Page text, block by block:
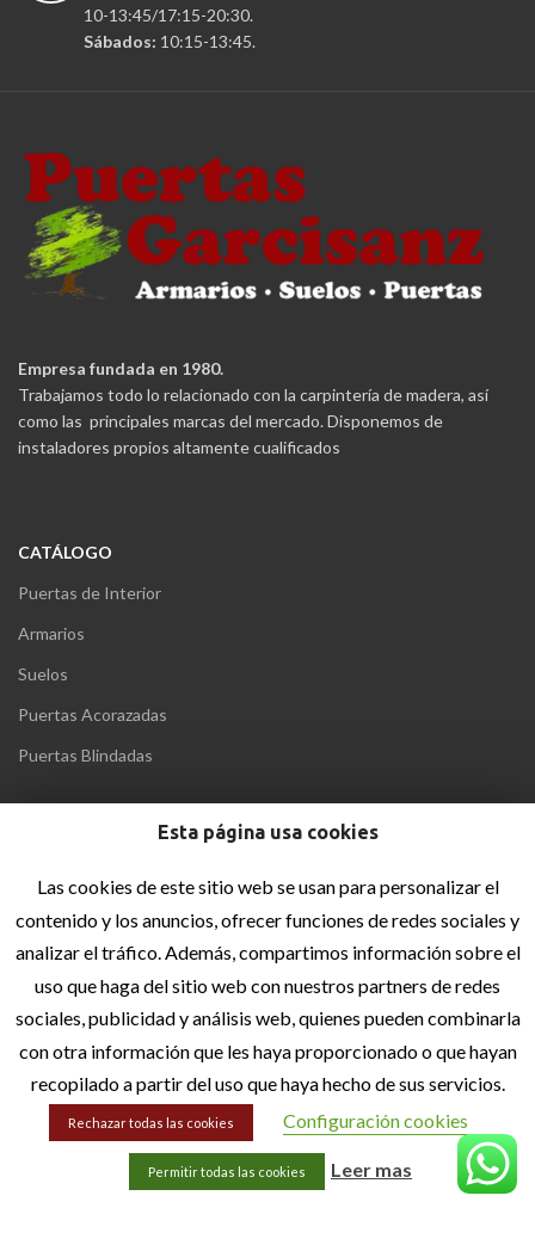
10-13:45/17:15-20:30.
Sábados: 10:15-13:45.
Empresa fundada en 1980.
Trabajamos todo lo relacionado con la carpintería de madera, así
como las principales marcas del mercado. Disponemos de
instaladores propios altamente cualificados
CATÁLOGO
Puertas de Interior
Armarios
Suelos
Puertas Acorazadas
Puertas Blindadas
Quiénes Somos
Blog
Contacto
Aviso Legal
Política de privacidad
Política de cookies
Esta página usa cookies
Las cookies de este sitio web se usan para personalizar el
contenido y los anuncios, ofrecer funciones de redes sociales y
analizar el tráfico. Además, compartimos información sobre el
uso que haga del sitio web con nuestros partners de redes
sociales, publicidad y análisis web, quienes pueden combinarla
con otra información que les haya proporcionado o que hayan
recopilado a partir del uso que haya hecho de sus servicios.
Rechazar todas las cookies Configuración cookies
Permitir todas las cookies Leer mas